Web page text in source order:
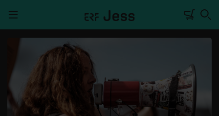
TALKWERK
REPORTAGE